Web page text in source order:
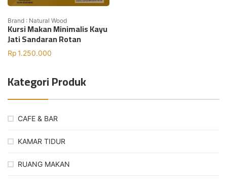
Kategori Produk
CAFE & BAR
KAMAR TIDUR
RUANG MAKAN
Brand : Natural Wood
Kursi Makan Minimalis Kayu
Jati Sandaran Rotan
Rp1.250.000